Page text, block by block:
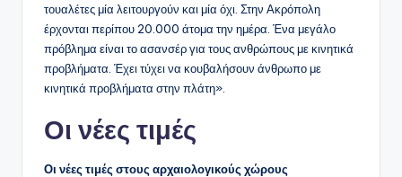
τουαλέτες μία λειτουργούν και μία όχι. Στην Ακρόπολη
έρχονται περίπου 20.000 άτομα την ημέρα. Ένα μεγάλο
πρόβλημα είναι το ασανσέρ για τους ανθρώπους με κινητικά
προβλήματα. Έχει τύχει να κουβαλήσουν άνθρωπο με
κινητικά προβλήματα στην πλάτη».
Οι νέες τιμές
Οι νέες τιμές στους αρχαιολογικούς χώρους